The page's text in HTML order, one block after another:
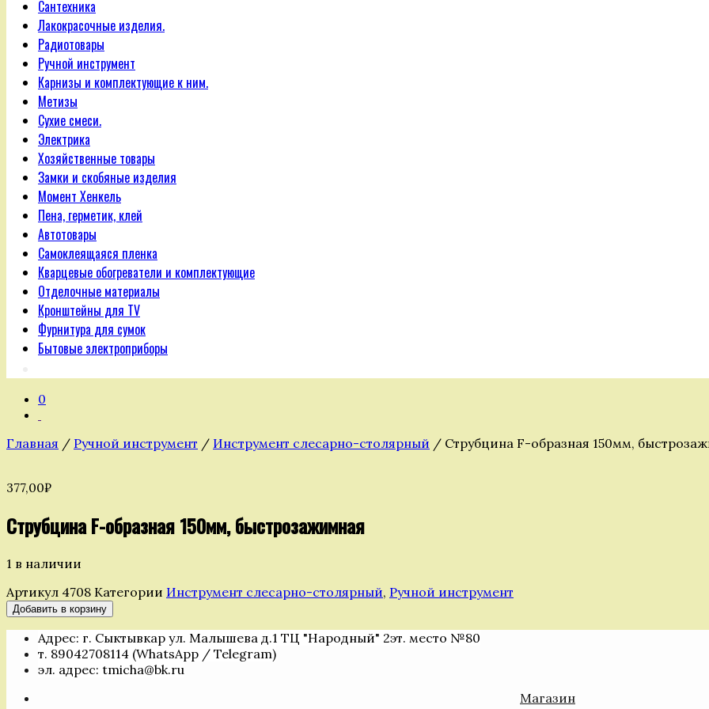
Сантехника
Лакокрасочные изделия.
Радиотовары
Ручной инструмент
Карнизы и комплектующие к ним.
Метизы
Сухие смеси.
Электрика
Хозяйственные товары
Замки и скобяные изделия
Момент Хенкель
Пена, герметик, клей
Автотовары
Самоклеящаяся пленка
Кварцевые обогреватели и комплектующие
Отделочные материалы
Кронштейны для TV
Фурнитура для сумок
Бытовые электроприборы
0
Главная / Ручной инструмент / Инструмент слесарно-столярный / Струбцина F-образная 150мм,
377,00₽
Струбцина F-образная 150мм, быстрозажимная
1 в наличии
Артикул 4708 Категории Инструмент слесарно-столярный, Ручной инструмент
Количество
товара
Струбцина
образная
быстрозажимная
Добавить в корзину
Адрес: г. Сыктывкар ул. Малышева д.1 ТЦ "Народный" 2эт. место №80
т. 89042708114 (WhatsApp / Telegram)
эл. адрес: tmicha@bk.ru
Магазин